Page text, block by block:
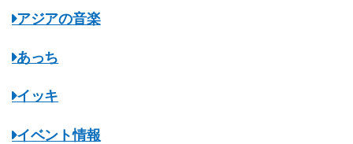
アジアの音楽
あっち
イッキ
イベント情報